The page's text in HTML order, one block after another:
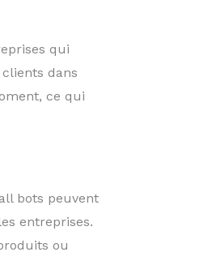
qui
dans
ce qui
bots peuvent
entreprises.
ou